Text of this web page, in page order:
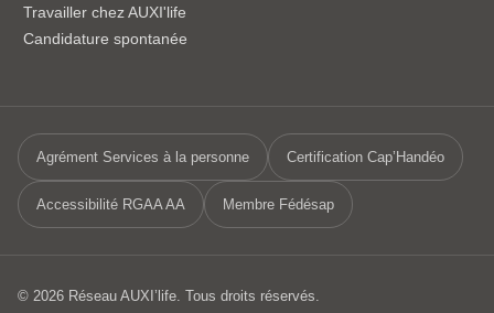
Travailler chez AUXI'life
Candidature spontanée
Agrément Services à la personne Certification Cap’Handéo
Accessibilité RGAA AA Membre Fédésap
© 2026 Réseau AUXI’life. Tous droits réservés.